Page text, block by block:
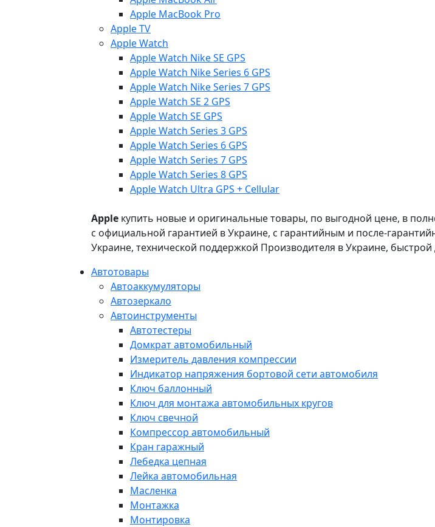
Apple MacBook Pro
Apple TV
Apple Watch
Apple Watch Nike SE GPS
Apple Watch Nike Series 6 GPS
Apple Watch Nike Series 7 GPS
Apple Watch SE 2 GPS
Apple Watch SE GPS
Apple Watch Series 3 GPS
Apple Watch Series 6 GPS
Apple Watch Series 7 GPS
Apple Watch Series 8 GPS
Apple Watch Ultra GPS + Cellular
Apple купить новые и оригинальные товары, по выгодной цене, в
с официальной гарантией в Украине, с гарантийным и после-
Украине, технической поддержкой Производителя в Украине,
Автотовары
Автоаккумуляторы
Автозеркало
Автоинструменты
Автотестеры
Домкрат автомобильный
Измеритель давления компрессии
Индикатор напряжения бортовой сети автомобиля
Ключ баллонный
Ключ для монтажа автомобильных кругов
Ключ свечной
Компрессор автомобильный
Кран гаражный
Лебедка цепная
Лейка автомобильная
Масленка
Монтажка
Монтировка